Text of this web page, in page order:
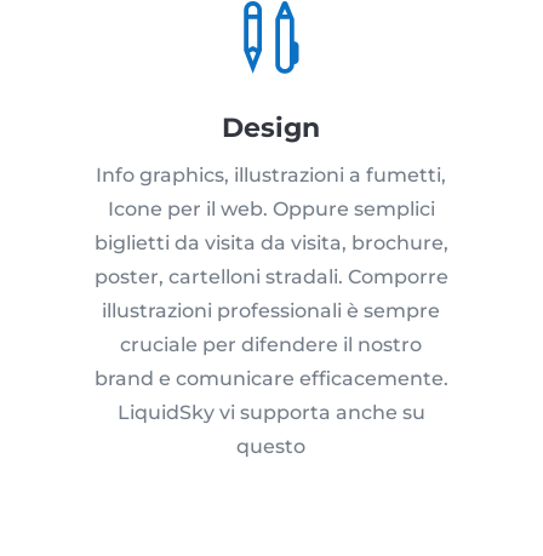

Design
Info graphics, illustrazioni a fumetti,
Icone per il web. Oppure semplici
biglietti da visita da visita, brochure,
poster, cartelloni stradali. Comporre
illustrazioni professionali è sempre
cruciale per difendere il nostro
brand e comunicare efficacemente.
LiquidSky vi supporta anche su
questo